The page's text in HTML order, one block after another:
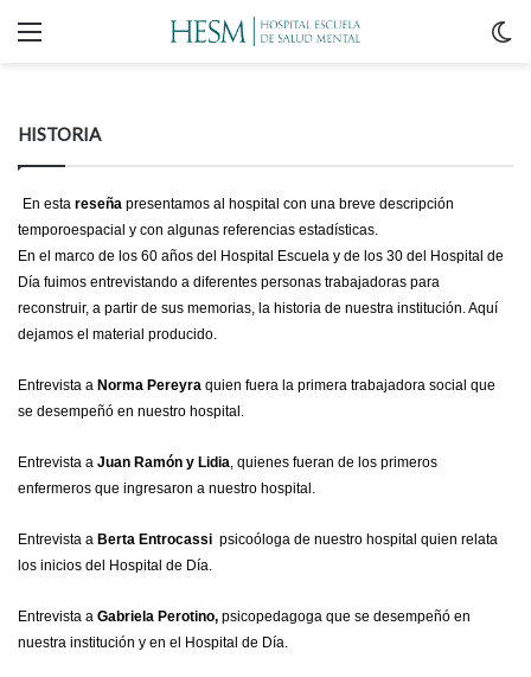
HISTORIA
En esta reseña presentamos al hospital con una breve descripción
temporoespacial y con algunas referencias estadísticas.
En el marco de los 60 años del Hospital Escuela y de los 30 del Hospital de
Día fuimos entrevistando a diferentes personas trabajadoras para
reconstruir, a partir de sus memorias, la historia de nuestra institución. Aquí
dejamos el material producido.
Entrevista a Norma Pereyra quien fuera la primera trabajadora social que
se desempeñó en nuestro hospital.
Entrevista a Juan Ramón y Lidia, quienes fueran de los primeros
enfermeros que ingresaron a nuestro hospital.
Entrevista a Berta Entrocassi psicoóloga de nuestro hospital quien relata
los inicios del Hospital de Día.
Entrevista a Gabriela Perotino, psicopedagoga que se desempeñó en
nuestra institución y en el Hospital de Día.